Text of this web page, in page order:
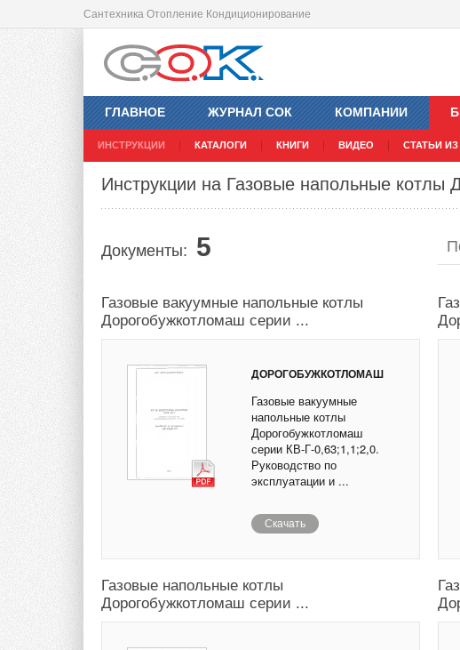
Сантехника Отопление Кондиционирование
ГЛАВНОЕ ЖУРНАЛ СОК КОМПАНИИ
ИНСТРУКЦИИ КАТАЛОГИ КНИГИ ВИДЕО СТАТЬИ
Инструкции на Газовые напольные котлы
Документы: 5
Газовые вакуумные напольные котлы
Дорогобужкотломаш серии ...
ДОРОГОБУЖКОТЛОМАШ
Газовые вакуумные
напольные котлы
Дорогобужкотломаш
серии КВ-Г-0,63;1,1;2,0.
Руководство по
эксплуатации и ...
Скачать
Газовые напольные котлы
Дорогобужкотломаш серии ...